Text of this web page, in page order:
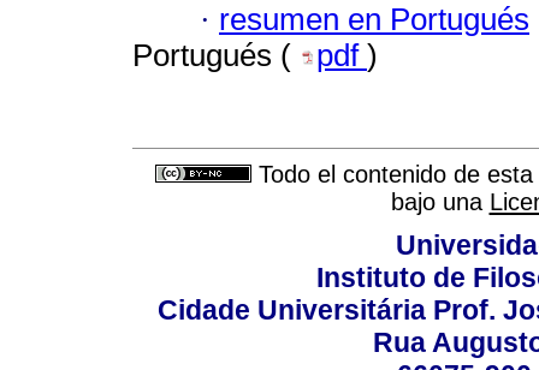
· resumen en Portugués
Portugués (
pdf )
Todo el contenido de
bajo una
Instituto de
Cidade Universitária Prof.
Rua